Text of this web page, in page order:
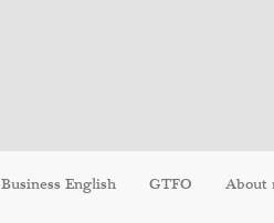
Business English GTFO About